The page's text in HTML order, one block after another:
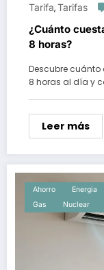
Tarifa,Tarifas
¿Cuánto
8 horas?
Descubre
8 horas al día y
Leer más
Ahorro Energia
Gas
Nuclear